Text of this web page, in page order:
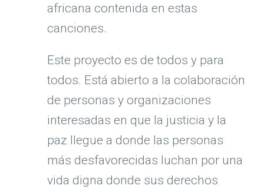
africana contenida en estas
canciones.
Este proyecto es de todos y para
todos. Está abierto a la colaboración
de personas y organizaciones
interesadas en que la justicia y la
paz llegue a donde las personas
más desfavorecidas luchan por una
vida digna donde sus derechos